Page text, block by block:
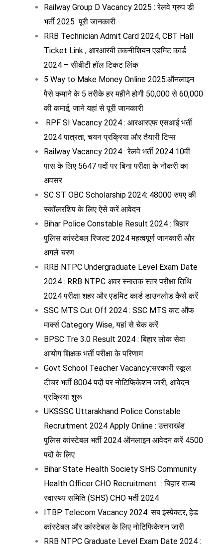
Railway Group D Vacancy 2025 : रेलवे ग्रुप डी
भर्ती 2025 पूरी जानकारी
RRB Technician Admit Card 2024, CBT Hall
Ticket Link ; आरआरबी तकनीशियन एडमिट कार्ड
2024 – सीबीटी हॉल टिकट लिंक
5 Way to Make Money Online 2025:ऑनलाइन
पैसे कमाने के 5 तरीके हर महीने होगी 50,000 से 60,000
की कमाई, जाने यहां से पूरी जानकारी
RPF SI Vacancy 2024 : आरआरएफ एसआई भर्ती
2024 पात्रता, चयन प्रक्रिया और तैयारी टिप्स
Railway Vacancy 2024 : रेलवे भर्ती 2024 10वीं
पास के लिए 5647 पदों पर बिना परीक्षा के नौकरी का
अवसर
SC ST OBC Scholarship 2024: 48000 रुपए की
स्कॉलरशिप के लिए ऐसे करें आवेदन
Bihar Police Constable Result 2024 : बिहार
पुलिस कांस्टेबल रिजल्ट 2024 महत्वपूर्ण जानकारी और
अगले चरण
RRB NTPC Undergraduate Level Exam Date
2024 : RRB NTPC अवर स्नातक स्तर परीक्षा तिथि
2024 परीक्षा शहर और एडमिट कार्ड डाउनलोड कैसे करें
SSC MTS Cut Off 2024 : SSC MTS कट ऑफ
मार्क्स Category Wise, यहां से चेक करें
BPSC Tre 3.0 Result 2024 : बिहार लोक सेवा
आयोग शिक्षक भर्ती परीक्षा के परिणाम
Govt School Teacher Vacancy:सरकारी स्कूल
टीचर भर्ती 8004 पदों पर नोटिफिकेशन जारी, आवेदन
प्रक्रिया शुरू
UKSSSC Uttarakhand Police Constable
Recruitment 2024 Apply Online : उत्तराखंड
पुलिस कांस्टेबल भर्ती 2024 ऑनलाइन आवेदन करें 4500
पदों के लिए
Bihar State Health Society SHS Community
Health Officer CHO Recruitment : बिहार राज्य
स्वास्थ्य समिति (SHS) CHO भर्ती 2024
ITBP Telecom Vacancy 2024: सब इंस्पेक्टर, हेड
कांस्टेबल और कांस्टेबल के लिए नोटिफिकेशन जारी
RRB NTPC Graduate Level Exam Date 2024 :